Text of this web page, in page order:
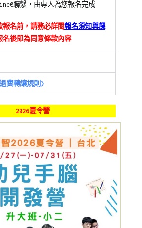
聯繫，由專人為您報名完成
報名前，請務必詳閱報名須知與課
名後即為同意條款內容
費轉讓規則)
2026夏令營